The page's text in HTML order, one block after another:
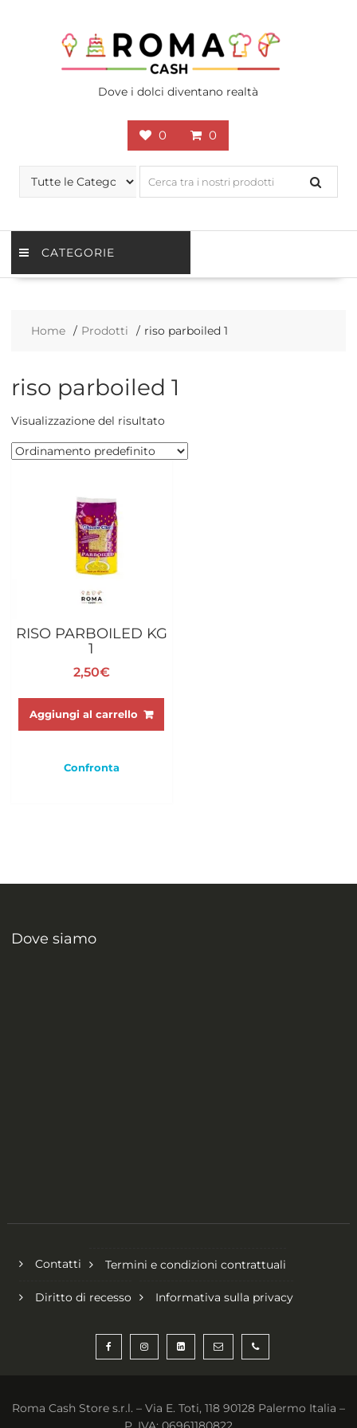
Dove i dolci diventano realtà
0 0
CATEGORIE
Home Prodotti riso parboiled 1
riso parboiled 1
Visualizzazione del risultato
RISO PARBOILED KG
1
2,50€
Aggiungi al carrello
Confronta
Dove siamo
Contatti Termini e condizioni contrattuali
Diritto di recesso Informativa sulla privacy
Roma Cash Store s.r.l. – Via E. Toti, 118 90128 Palermo Italia –